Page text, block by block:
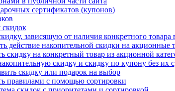
сертификатов (купонов)
зависящую от наличия конкретного товара
действие накопительной скидки на акционные
скидку на конкретный товар из акционной
скидку и скидку по купону без их
скидку или подарок на выбор
правилами с помощью сортировки